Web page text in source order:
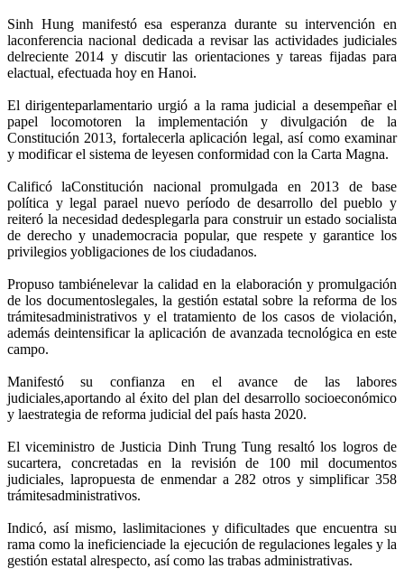
Sinh Hung manifestó esa esperanza durante su intervención en
laconferencia nacional dedicada a revisar las actividades judiciales
delreciente 2014 y discutir las orientaciones y tareas fijadas para
elactual, efectuada hoy en Hanoi.
El dirigenteparlamentario urgió a la rama judicial a desempeñar el
papel locomotoren la implementación y divulgación de la
Constitución 2013, fortalecerla aplicación legal, así como examinar
y modificar el sistema de leyesen conformidad con la Carta Magna.
Calificó laConstitución nacional promulgada en 2013 de base
política y legal parael nuevo período de desarrollo del pueblo y
reiteró la necesidad dedesplegarla para construir un estado socialista
de derecho y unademocracia popular, que respete y garantice los
privilegios yobligaciones de los ciudadanos.
Propuso tambiénelevar la calidad en la elaboración y promulgación
de los documentoslegales, la gestión estatal sobre la reforma de los
trámitesadministrativos y el tratamiento de los casos de violación,
además deintensificar la aplicación de avanzada tecnológica en este
campo.
Manifestó su confianza en el avance de las labores
judiciales,aportando al éxito del plan del desarrollo socioeconómico
y laestrategia de reforma judicial del país hasta 2020.
El viceministro de Justicia Dinh Trung Tung resaltó los logros de
sucartera, concretadas en la revisión de 100 mil documentos
judiciales, lapropuesta de enmendar a 282 otros y simplificar 358
trámitesadministrativos.
Indicó, así mismo, laslimitaciones y dificultades que encuentra su
rama como la ineficienciade la ejecución de regulaciones legales y la
gestión estatal alrespecto, así como las trabas administrativas.